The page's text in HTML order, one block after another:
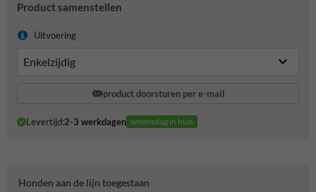
Product samenstellen
Uitvoering
product doorsturen per e-mail
Levertijd:2-3 werkdagen woensdag in huis
Honden aan de lijn toegestaan